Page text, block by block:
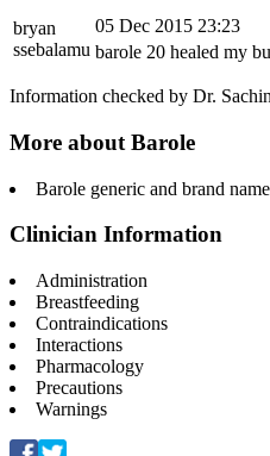
bryan
ssebalamu
05 Dec 2015 23:23
barole 20 healed my
Information checked by Dr.
More about Barole
Barole generic and brand
Clinician Information
Administration
Breastfeeding
Contraindications
Interactions
Pharmacology
Precautions
Warnings